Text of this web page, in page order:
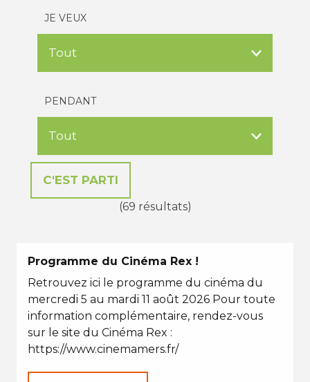
JE VEUX
PENDANT
(69 résultats)
Programme du Cinéma Rex !
Retrouvez ici le programme du cinéma du
mercredi 5 au mardi 11 août 2026 Pour toute
information complémentaire, rendez-vous
sur le site du Cinéma Rex :
https://www.cinemamers.fr/